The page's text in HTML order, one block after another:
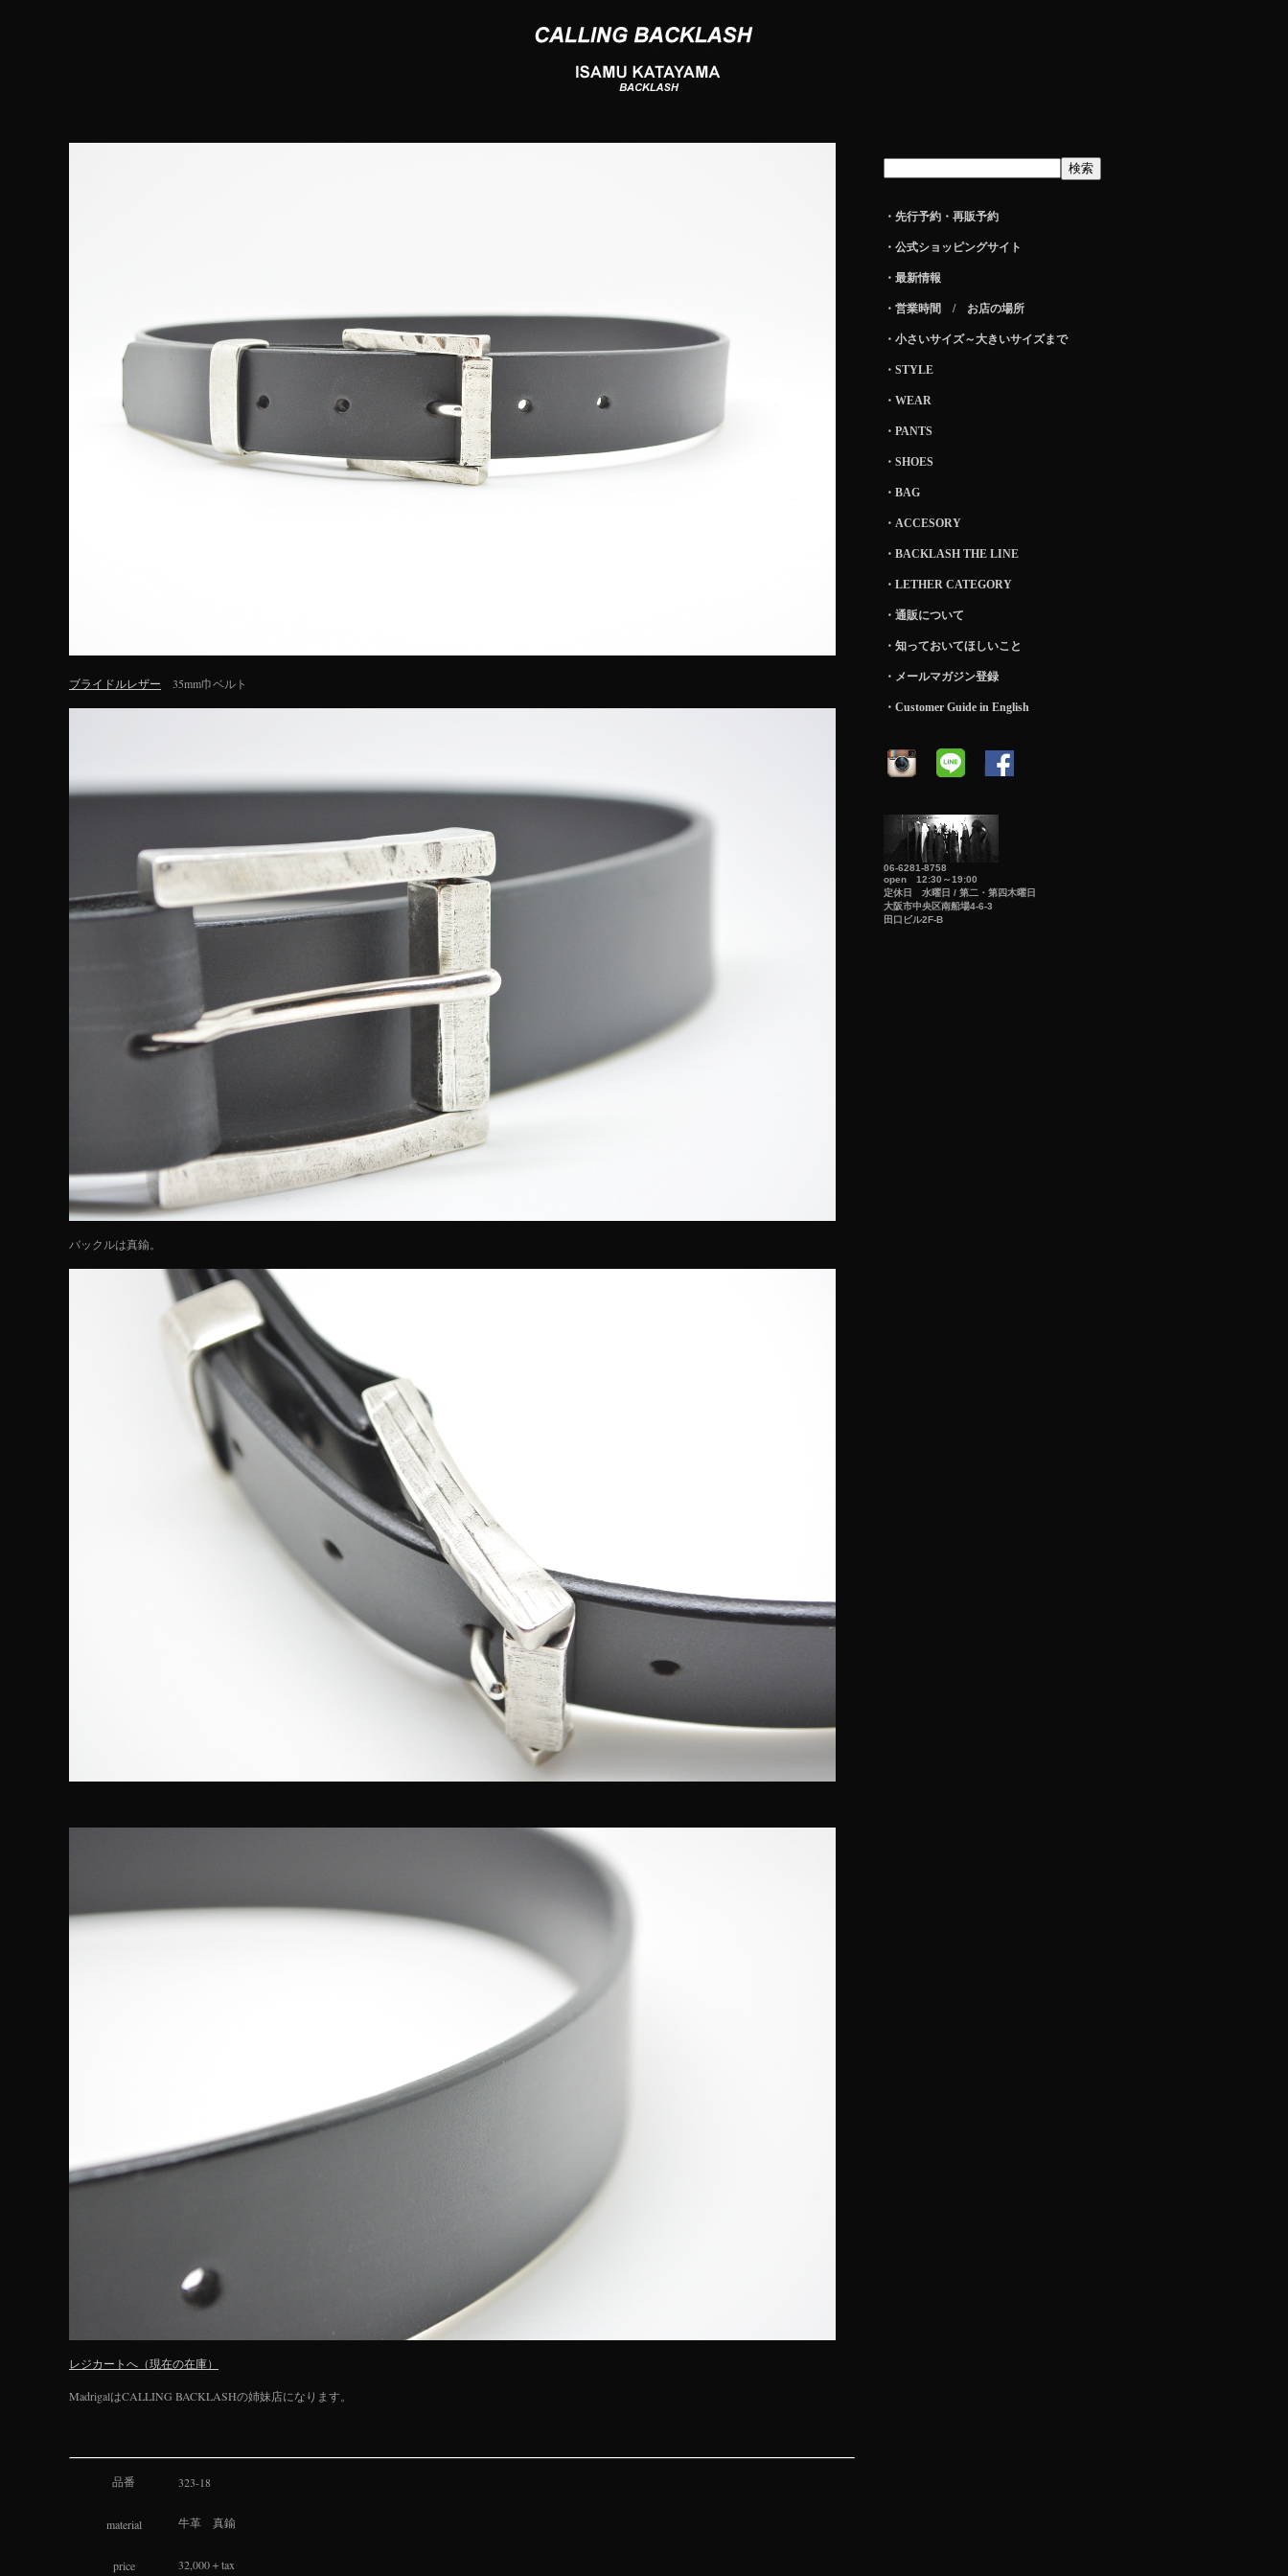
ブライドルレザー 35mm巾ベルト
バックルは真鍮。
レジカートへ（現在の在庫）
MadrigalはCALLING BACKLASHの姉妹店になります。
品番 323-18
material 牛革　真鍮
price 32,000＋tax
・先行予約・再販予約
・公式ショッピングサイト
・最新情報
・営業時間 / お店の場所
・小さいサイズ～大きいサイズまで
・STYLE
・WEAR
・PANTS
・SHOES
・BAG
・ACCESORY
・BACKLASH THE LINE
・LETHER CATEGORY
・通販について
・知っておいてほしいこと
・メールマガジン登録
・Customer Guide in English
06-6281-8758
open 12:30～19:00
定休日 水曜日 / 第二・第四木曜日
大阪市中央区南船場4-6-3
田口ビル2F-B